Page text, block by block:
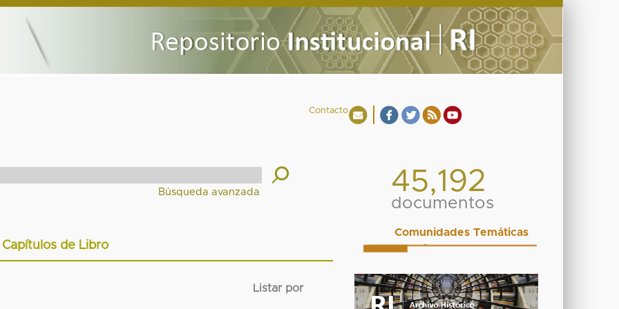
Contacto
45,192
documentos
Capítulos de Libro
Listar por
Comunidades Temáticas